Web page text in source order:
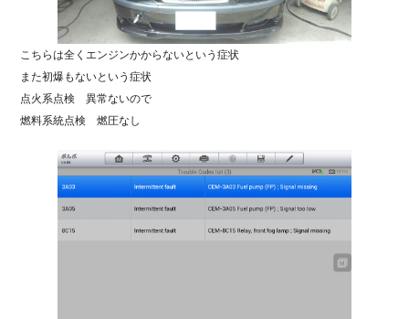
こちらは全くエンジンかからないという症状
また初爆もないという症状
点火系点検 異常ないので
燃料系統点検 燃圧なし